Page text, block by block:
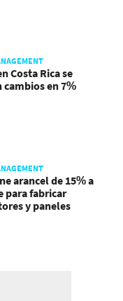
Costa Rica se
en 7%
arancel de 15% a
para fabricar
y paneles